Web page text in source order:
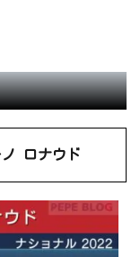
ロナウド